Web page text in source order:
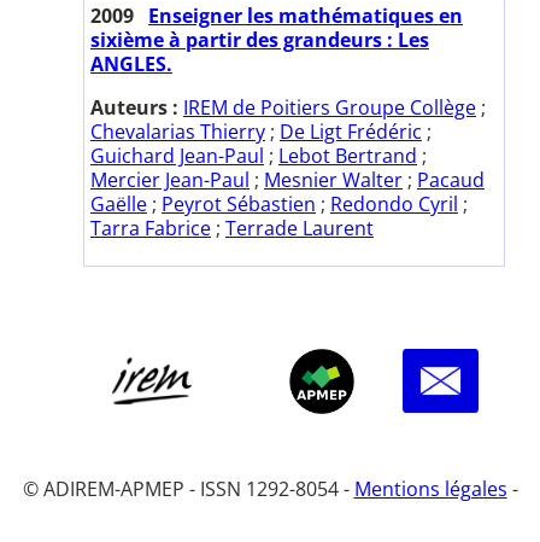
2009 Enseigner les mathématiques en
sixième à partir des grandeurs : Les
ANGLES.
Auteurs : IREM de Poitiers Groupe Collège ;
Chevalarias Thierry ; De Ligt Frédéric ;
Guichard Jean-Paul ; Lebot Bertrand ;
Mercier Jean-Paul ; Mesnier Walter ; Pacaud
Gaëlle ; Peyrot Sébastien ; Redondo Cyril ;
Tarra Fabrice ; Terrade Laurent
© ADIREM-APMEP - ISSN 1292-8054 - Mentions légales -